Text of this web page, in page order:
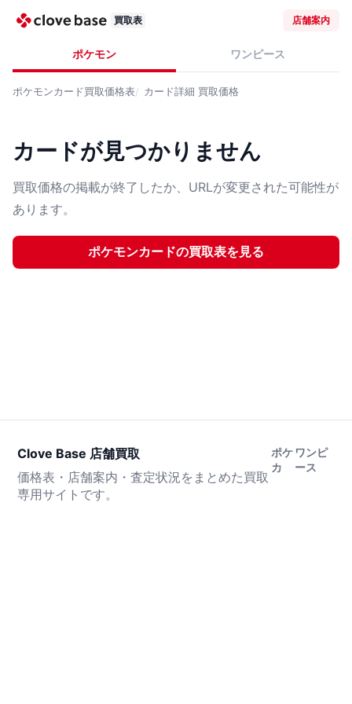
買取表 店舗案内
ポケモン ワンピース
ポケモンカード買取価格表 カード詳細 買取価格
カードが見つかりません
買取価格の掲載が終了したか、URLが変更された可能性が
あります。
ポケモンカードの買取表を見る
Clove Base 店舗買取
価格表・店舗案内・査定状況をまとめた買取
専用サイトです。
ポケ
カ
ワンピ
ース